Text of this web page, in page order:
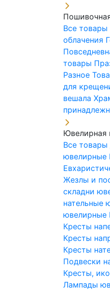
Все товары
облачения
товары
Разное
для
вешала
Ювелирная
Все товары
ювелирные
Жезлы и
складни
нательные
ювелирные
Кресты
Кресты
Кресты
Подвески
Кресты,
Лампады